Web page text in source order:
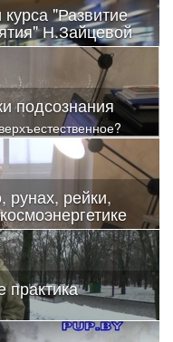
"Развитие
Н.Зайцевой
А после первого
подсознания
рейки,
практика